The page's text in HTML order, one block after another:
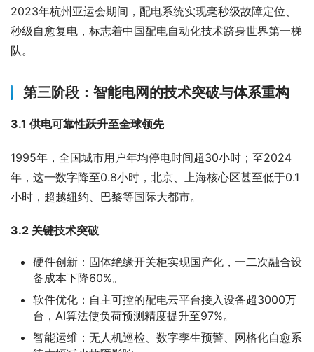
2023年杭州亚运会期间，配电系统实现毫秒级故障定位、
秒级自愈复电，标志着中国配电自动化技术跻身世界第一梯
队。
第三阶段：智能电网的技术突破与体系重构
3.1 供电可靠性跃升至全球领先
1995年，全国城市用户年均停电时间超30小时；至2024
年，这一数字降至0.8小时，北京、上海核心区甚至低于0.1
小时，超越纽约、巴黎等国际大都市。
3.2 关键技术突破
硬件创新：固体绝缘开关柜实现国产化，一二次融合设
备成本下降60%。
软件优化：自主可控的配电云平台接入设备超3000万
台，AI算法使负荷预测精度提升至97%。
智能运维：无人机巡检、数字孪生预警、网格化自愈系